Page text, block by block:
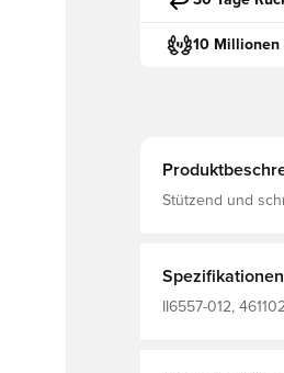
10 Millionen
Stützend und
und ein Max Air-
ganzen Tag über
Spezifikationen
II6557-012,